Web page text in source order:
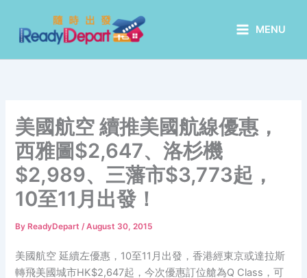
content
MENU
美國航空 續推美國航線優惠，
西雅圖$2,647、洛杉機
$2,989、三藩市$3,773起，
10至11月出發！
By ReadyDepart/August 30, 2015
美國航空 延續左優惠，10至11月出發，香港經東京或達拉斯
轉飛美國城市HK$2,647起，今次優惠訂位艙為Q Class，可